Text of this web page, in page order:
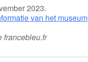
2023.
van het museum
francebleu.fr